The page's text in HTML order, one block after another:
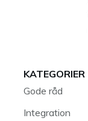
KATEGORIER
Gode råd
Integration